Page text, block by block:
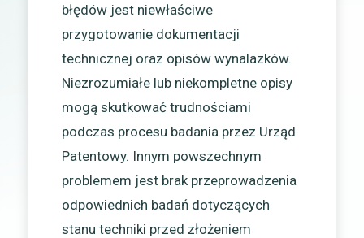
błędów jest niewłaściwe
przygotowanie dokumentacji
technicznej oraz opisów wynalazków.
Niezrozumiałe lub niekompletne opisy
mogą skutkować trudnościami
podczas procesu badania przez Urząd
Patentowy. Innym powszechnym
problemem jest brak przeprowadzenia
odpowiednich badań dotyczących
stanu techniki przed złożeniem